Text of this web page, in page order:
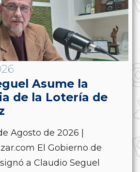
Asume la
de la Lotería de
Agosto de 2026 |
El Gobierno de
a Claudio Seguel